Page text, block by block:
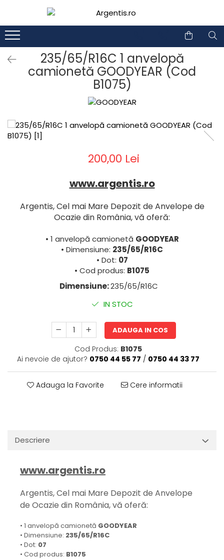
235/65/R16C 1 anvelopă
camionetă GOODYEAR (Cod
B1075)
200,00 Lei
www.argentis.ro
Argentis, Cel mai Mare Depozit de Anvelope de
Ocazie din România, vă oferă:
• 1 anvelopă camionetă GOODYEAR
• Dimensiune: 235/65/R16C
• Dot: 07
• Cod produs: B1075
Dimensiune:235/65/R16C
IN STOC
ADAUGA IN COS
Cod Produs: B1075
Ai nevoie de ajutor? 0750 44 55 77 / 0750 44 33 77
Adauga la Favorite Cere informatii
Descriere
www.argentis.ro
Argentis, Cel mai Mare Depozit de Anvelope
de Ocazie din România, vă oferă:
• 1 anvelopă camionetă GOODYEAR
• Dimensiune: 235/65/R16C
• Dot: 07
• Cod produs: B1075